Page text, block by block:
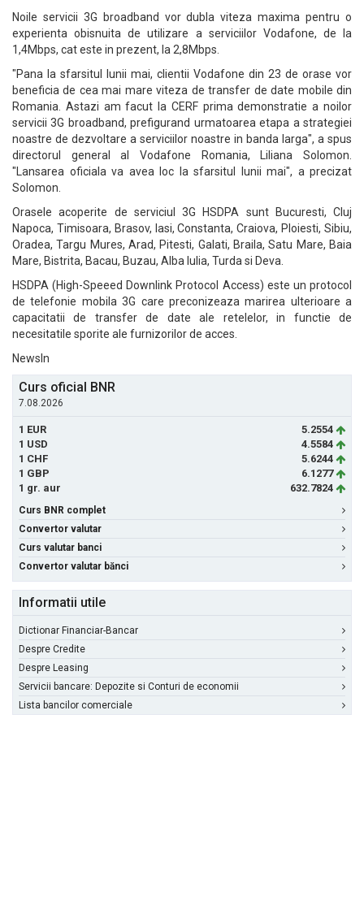
Noile servicii 3G broadband vor dubla viteza maxima pentru o
experienta obisnuita de utilizare a serviciilor Vodafone, de la
1,4Mbps, cat este in prezent, la 2,8Mbps.
"Pana la sfarsitul lunii mai, clientii Vodafone din 23 de orase vor
beneficia de cea mai mare viteza de transfer de date mobile din
Romania. Astazi am facut la CERF prima demonstratie a noilor
servicii 3G broadband, prefigurand urmatoarea etapa a strategiei
noastre de dezvoltare a serviciilor noastre in banda larga", a spus
directorul general al Vodafone Romania, Liliana Solomon.
"Lansarea oficiala va avea loc la sfarsitul lunii mai", a precizat
Solomon.
Orasele acoperite de serviciul 3G HSDPA sunt Bucuresti, Cluj
Napoca, Timisoara, Brasov, Iasi, Constanta, Craiova, Ploiesti, Sibiu,
Oradea, Targu Mures, Arad, Pitesti, Galati, Braila, Satu Mare, Baia
Mare, Bistrita, Bacau, Buzau, Alba Iulia, Turda si Deva.
HSDPA (High-Speeed Downlink Protocol Access) este un protocol
de telefonie mobila 3G care preconizeaza marirea ulterioare a
capacitatii de transfer de date ale retelelor, in functie de
necesitatile sporite ale furnizorilor de acces.
NewsIn
Curs oficial BNR
7.08.2026
1 EUR
5.2554
1 USD
4.5584
1 CHF
5.6244
1 GBP
6.1277
1 gr. aur
632.7824
Curs BNR complet
Convertor valutar
Curs valutar banci
Convertor valutar bănci
Informatii utile
Dictionar Financiar-Bancar
Despre Credite
Despre Leasing
Servicii bancare: Depozite si Conturi de economii
Lista bancilor comerciale